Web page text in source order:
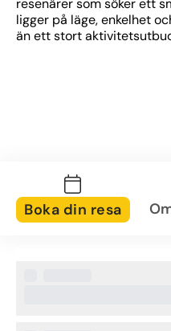
resenärer som söker ett
ligger på läge, enkelhet
än ett stort
Boka din resa